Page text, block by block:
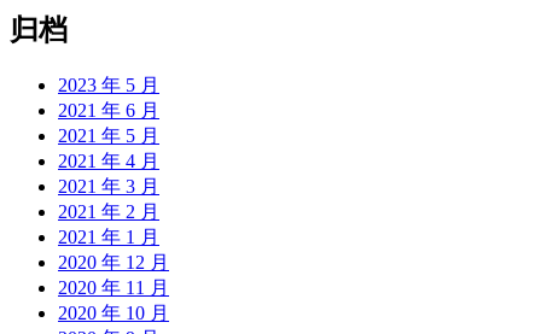
归档
2023 年 5 月
2021 年 6 月
2021 年 5 月
2021 年 4 月
2021 年 3 月
2021 年 2 月
2021 年 1 月
2020 年 12 月
2020 年 11 月
2020 年 10 月